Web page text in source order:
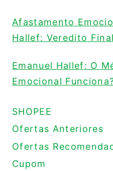
Afastamento
Hallef: Veredito Final
Emanuel Hallef: O
Emocional
SHOPEE
Ofertas Anteriores
Ofertas
Cupom